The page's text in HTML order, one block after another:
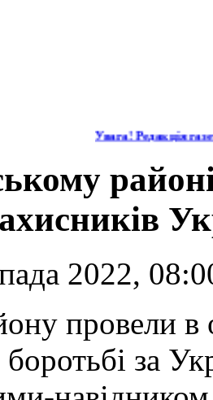
Увага! Редакція
2022,
провели в
боротьбі за